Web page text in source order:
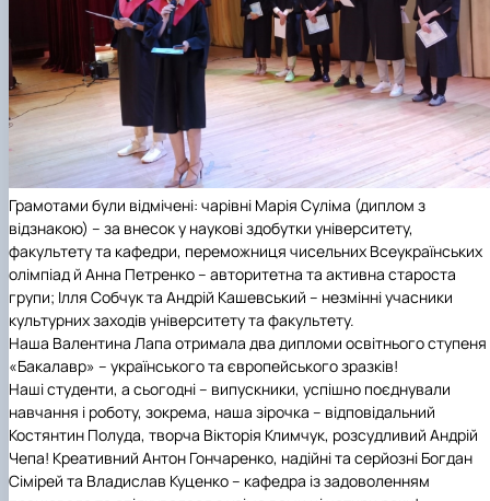
Грамотами були відмічені: чарівні Марія Суліма (диплом з
відзнакою) – за внесок у наукові здобутки університету,
факультету та кафедри, переможниця чисельних Всеукраїнських
олімпіад й Анна Петренко – авторитетна та активна староста
групи; Ілля Собчук та Андрій Кашевський – незмінні учасники
культурних заходів університету та факультету.
Наша Валентина Лапа отримала два дипломи освітнього ступеня
«Бакалавр» – українського та європейського зразків!
Наші студенти, а сьогодні – випускники, успішно поєднували
навчання і роботу, зокрема, наша зірочка – відповідальний
Костянтин Полуда, творча Вікторія Климчук, розсудливий Андрій
Чепа! Креативний Антон Гончаренко, надійні та серйозні Богдан
Сімірей та Владислав Куценко – кафедра із задоволенням